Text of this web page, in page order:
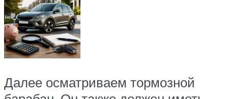
Далее осматриваем тормозной